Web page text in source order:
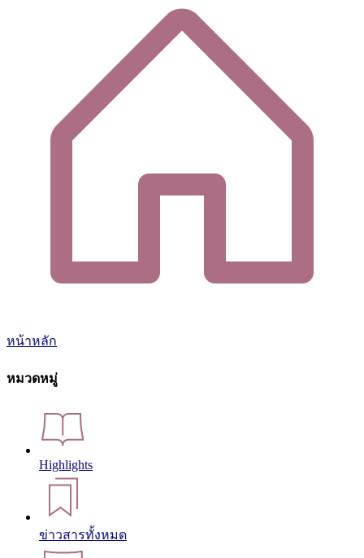
หน้าหลัก
หมวดหมู่
Highlights
ข่าวสารทั้งหมด